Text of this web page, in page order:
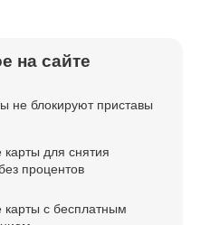
на сайте
не блокируют приставы
карты для снятия
процентов
карты с бесплатным